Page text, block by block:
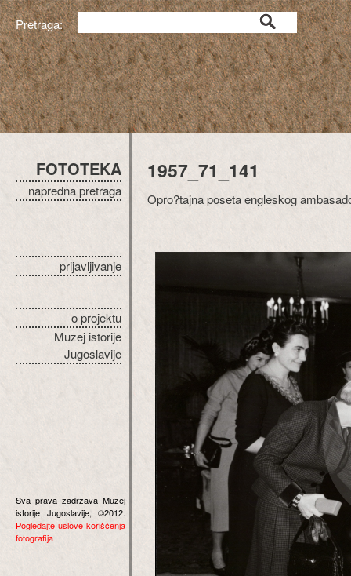
Pretraga:
FOTOTEKA
napredna pretraga
prijavljivanje
o projektu
Muzej istorije
Jugoslavije
Sva prava zadržava Muzej
istorije Jugoslavije, ©2012.
Pogledajte uslove korišćenja
fotografija
1957_71_141
Opro?tajna poseta engleskog